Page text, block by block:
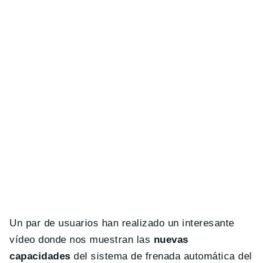
Un par de usuarios han realizado un interesante
vídeo donde nos muestran las nuevas
capacidades del sistema de frenada automática del